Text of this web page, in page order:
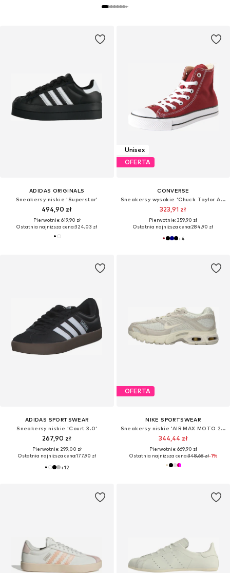
ADIDAS ORIGINALS
Sneakersy niskie 'Superstar'
494,90 zł
Pierwotnie: 619,90 zł
Ostatnia najniższa cena:324,03 zł
Unisex
OFERTA
CONVERSE
Sneakersy wysokie 'Chuck Taylor All Star'
323,91 zł
Pierwotnie: 359,90 zł
Ostatnia najniższa cena:284,90 zł
+4
ADIDAS SPORTSWEAR
Sneakersy niskie 'Court 3.0'
267,90 zł
Pierwotnie: 299,00 zł
Ostatnia najniższa cena:177,90 zł
+12
OFERTA
NIKE SPORTSWEAR
Sneakersy niskie 'AIR MAX MOTO 2K'
344,44 zł
Pierwotnie: 669,90 zł
Ostatnia najniższa cena:348,68 zł-1%